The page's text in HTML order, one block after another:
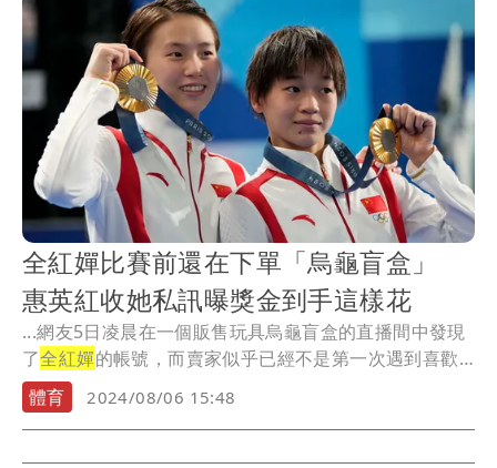
全紅嬋比賽前還在下單「烏龜盲盒」
惠英紅收她私訊曝獎金到手這樣花
...網友5日凌晨在一個販售玩具烏龜盲盒的直播間中發現
了全紅嬋的帳號，而賣家似乎已經不是第一次遇到喜歡
烏龜...
體育 2024/08/06 15:48